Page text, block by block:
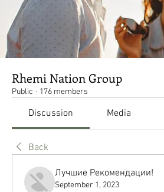
Rhemi Nation Group
Public · 176 members
Discussion Media
Back
Лучшие Рекомендации!
September 1, 2023